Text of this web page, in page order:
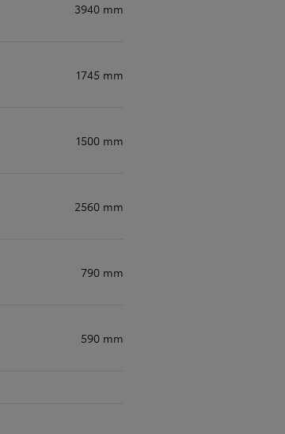
3940 mm
1745 mm
1500 mm
2560 mm
790 mm
590 mm